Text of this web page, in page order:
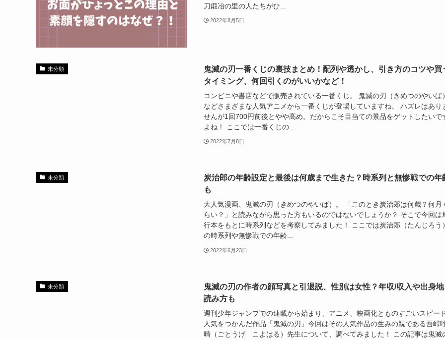
刀鍛冶の里の人たちがひ...
2022年8月5日
未分類
鬼滅の刃一番くじの裏技まとめ！配列や透かし、引き方のコツや買
タイミング、何回引くのがいいかなど！
コンビニや書店などで販売されている一番くじ。 鬼滅の刃（きめつのやいば）
などさまざまな人気アニメから一番くじが登場していますね。 ハズレはあり
せんが1回700円前後とやや高め。だからこそ目当ての景品をゲットしたいで
よね！ ここでは一番くじの...
2022年7月8日
未分類
炭治郎の年齢設定と最後は何歳まで生きた？時系列と無惨戦での年
も
大人気漫画、鬼滅の刃（きめつのやいば）。 「このとき炭治郎は何歳？何月
らい？」と読みながら思った方もいるのではないでしょうか？ そこで今回は
行本をもとに時系列などを考察してみました！ ここでは炭治郎（たんじろう）
の時系列や無惨戦での年齢...
2022年6月23日
未分類
鬼滅の刃の作者の顔写真と引退説、性別は女性？年収/収入や出身地
読み方も
週刊少年ジャンプでの連載から始まり、アニメ、映画化とものすごいスピー
人気をつかんだ作品「鬼滅の刃」今回はその人気作品の生みの親である吾峠
晴（ごとうげ こよはる）先生について、調べてみました！ この記事は鬼滅